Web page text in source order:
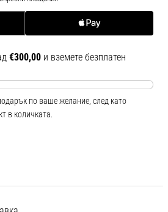
€300,00 и вземете безплатен
по ваше желание, след като
в количката.